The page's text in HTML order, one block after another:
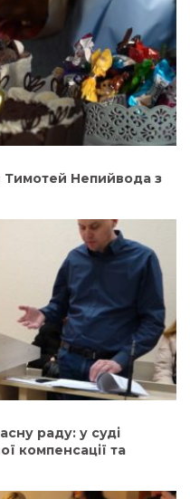
Тимотей Непийвода з
раду: у суді
компенсації та